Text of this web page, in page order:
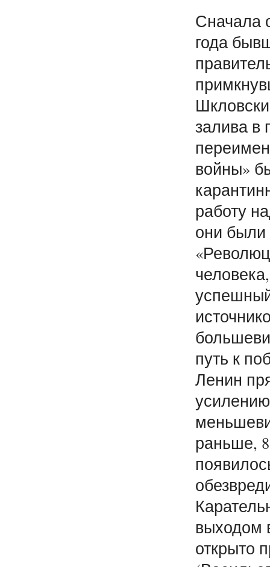
Сначала
года
залива в
войны»
работу
они были
путь к
Ленин
раньше,
выходом
открыто